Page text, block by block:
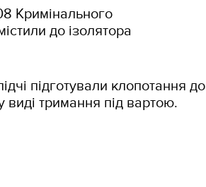
Кримінального
до ізолятора
підготували клопотання до
тримання під вартою.